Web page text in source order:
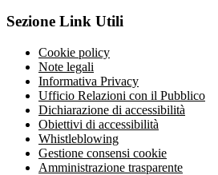
Sezione Link Utili
Cookie policy
Note legali
Informativa Privacy
Ufficio Relazioni con il Pubblico
Dichiarazione di accessibilità
Obiettivi di accessibilità
Whistleblowing
Gestione consensi cookie
Amministrazione trasparente